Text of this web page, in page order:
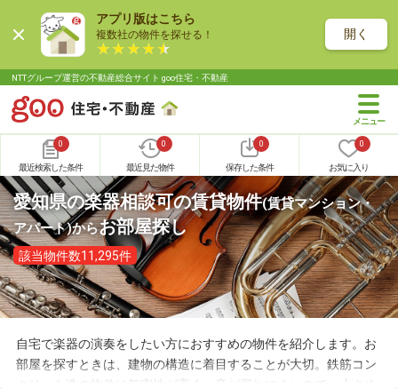
アプリ版はこちら
複数社の物件を探せる！ 開く
NTTグループ運営の不動産総合サイト goo住宅・不動産
0
最近検索した条件
0
最近見た物件
0
保存した条件
0
お気に入り
愛知県の楽器相談可の賃貸物件(賃貸マンション・
アパート)からお部屋探し
該当物件数11,295件
自宅で楽器の演奏をしたい方におすすめの物件を紹介します。お
部屋を探すときは、建物の構造に着目することが大切。鉄筋コン
クリート造の物件は気密性が高く、音が漏れにくいので、小さめ